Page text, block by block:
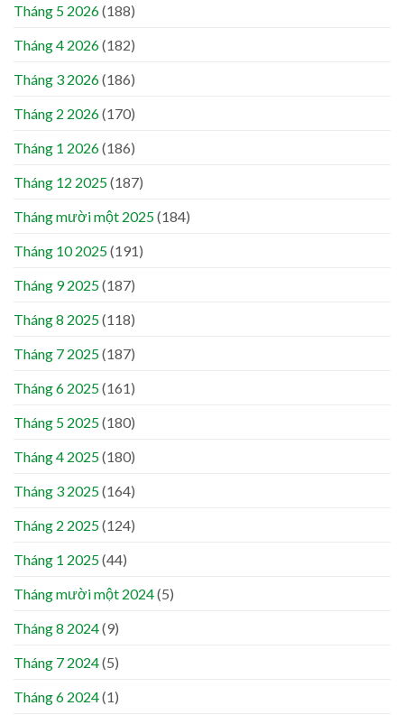
Tháng 5 2026(188)
Tháng 4 2026(182)
Tháng 3 2026(186)
Tháng 2 2026(170)
Tháng 1 2026(186)
Tháng 12 2025(187)
Tháng mười một 2025(184)
Tháng 10 2025(191)
Tháng 9 2025(187)
Tháng 8 2025(118)
Tháng 7 2025(187)
Tháng 6 2025(161)
Tháng 5 2025(180)
Tháng 4 2025(180)
Tháng 3 2025(164)
Tháng 2 2025(124)
Tháng 1 2025(44)
Tháng mười một 2024(5)
Tháng 8 2024(9)
Tháng 7 2024(5)
Tháng 6 2024(1)